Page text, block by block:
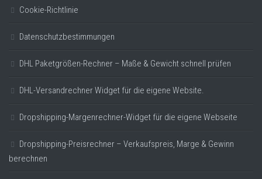
Cookie-Richtlinie
Datenschutzbestimmungen
DHL Paketgrößen-Rechner – Maße & Gewicht schnell prüfen
DHL-Versandrechner Widget für die eigene Website.
Dropshipping-Margenrechner-Widget für die eigene Webseite
Dropshipping-Preisrechner – Verkaufspreis, Marge & Gewinn
berechnen